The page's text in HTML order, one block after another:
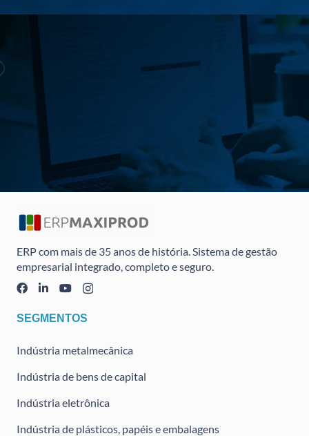
ERP com mais de 35 anos de história. Sistema de gestão
empresarial integrado, completo e seguro.
SEGMENTOS
Indústria metalmecânica
Indústria de bens de capital
Indústria eletrônica
Indústria de plásticos, papéis e embalagens